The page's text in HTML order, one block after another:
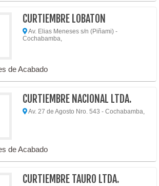
CURTIEMBRE LOBATON
Av. Elias Meneses s/n (Piñami) -
Cochabamba,
de Acabado
CURTIEMBRE NACIONAL LTDA.
Av. 27 de Agosto Nro. 543 - Cochabamba,
de Acabado
CURTIEMBRE TAURO LTDA.